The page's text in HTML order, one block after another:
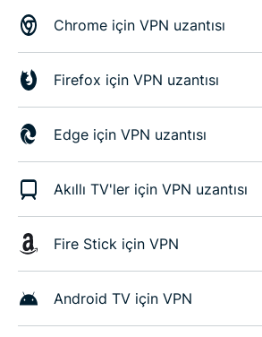
Chrome için VPN uzantısı
Firefox için VPN uzantısı
Edge için VPN uzantısı
Akıllı TV'ler için VPN uzantısı
Fire Stick için VPN
Android TV için VPN